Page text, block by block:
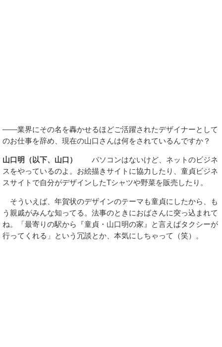
――業界にその名を轟かせるほどご活躍されたデザイナーとして
のお仕事を辞め、現在の山口さんは何をされているんですか？
山口明（以下、山口）
パソコンはないけど、ネットのビジネ
スをやっているのよ。お絵描きサイトに協力したり、童貞ビジネ
スサイトで自分がデザインしたTシャツや野菜を販売したり。
そういえば、年賀状のデザインのテーマも童貞にしたから、も
う親戚がみんな知ってる。法事のときにおばさんに突っ込まれて
ね。「最寄りの駅から『童貞・山口明の家』と言えばタクシーが
行ってくれる」という冗談とか、本気にしちゃって（笑）。